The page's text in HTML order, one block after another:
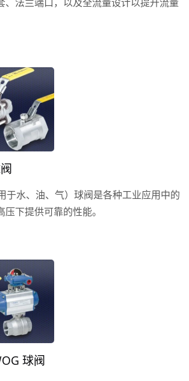
、法兰端口，以及全流量设计以提升流量
于水、油、气）球阀是各种工业应用中的
压下提供可靠的性能。
球阀